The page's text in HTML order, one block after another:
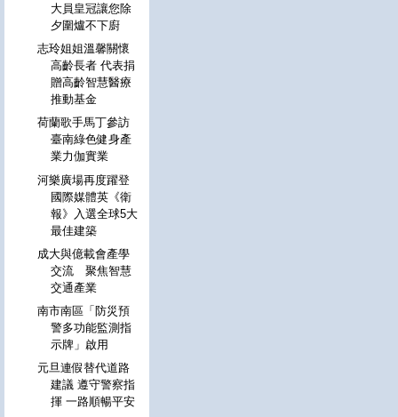
大員皇冠讓您除
夕圍爐不下廚
志玲姐姐溫馨關懷
高齡長者 代表捐
贈高齡智慧醫療
推動基金
荷蘭歌手馬丁參訪
臺南綠色健身產
業力伽實業
河樂廣場再度躍登
國際媒體英《衛
報》入選全球5大
最佳建築
成大與億載會產學
交流 聚焦智慧
交通產業
南市南區「防災預
警多功能監測指
示牌」啟用
元旦連假替代道路
建議 遵守警察指
揮 一路順暢平安